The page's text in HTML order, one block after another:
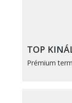
TOP
Prémium